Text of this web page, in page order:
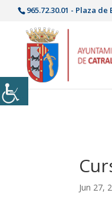
965.72.30.01 - Plaza
Jun 27,